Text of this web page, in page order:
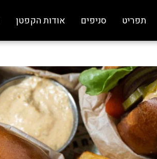
תפריט סניפים אודות הקפטן